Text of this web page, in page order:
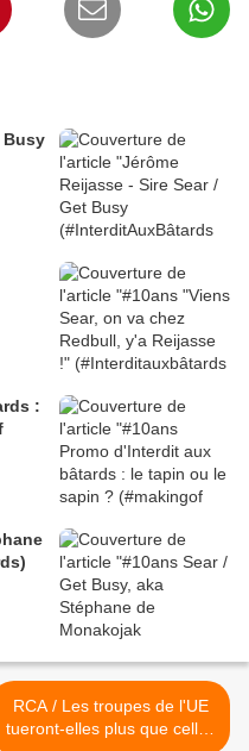
Busy
:
RCA / Les troupes de l'UE
tueront-elles plus que celles